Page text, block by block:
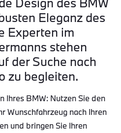
Eleganz des
Experten im
stehen
der Suche nach
zu begleiten.
Ihres BMW: Nutzen Sie den
Wunschfahrzeug nach Ihren
und bringen Sie Ihren